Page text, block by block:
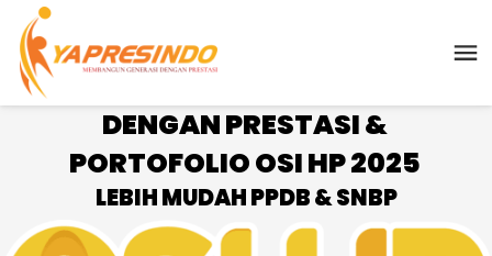
DENGAN PRESTASI &
PORTOFOLIO OSI HP 2025
LEBIH MUDAH PPDB & SNBP